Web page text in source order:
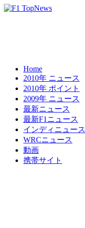
Home
2010年 ニュース
2010年 ポイント
2009年 ニュース
最新ニュース
最新F1ニュース
インディニュース
WRCニュース
動画
携帯サイト